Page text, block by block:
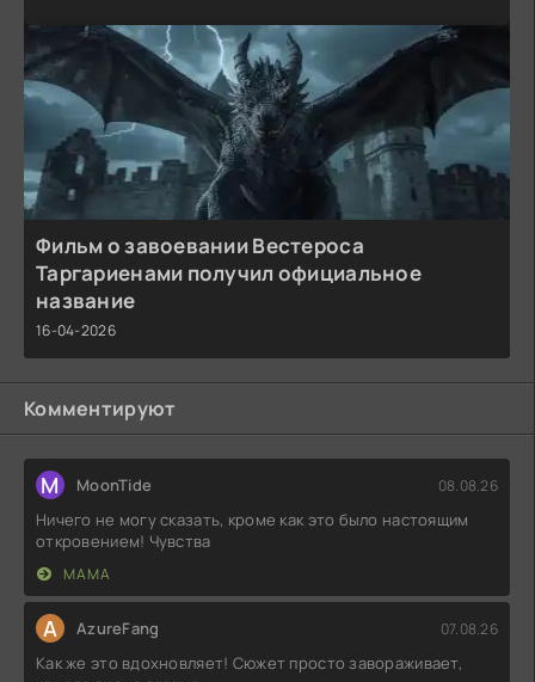
Фильм о завоевании Вестероса
Таргариенами получил официальное
название
16-04-2026
Комментируют
M MoonTide 08.08.26
Ничего не могу сказать, кроме как это было настоящим
откровением! Чувства
МАМА
A AzureFang 07.08.26
Как же это вдохновляет! Сюжет просто завораживает,